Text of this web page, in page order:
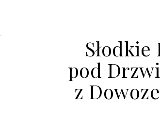
pod
z